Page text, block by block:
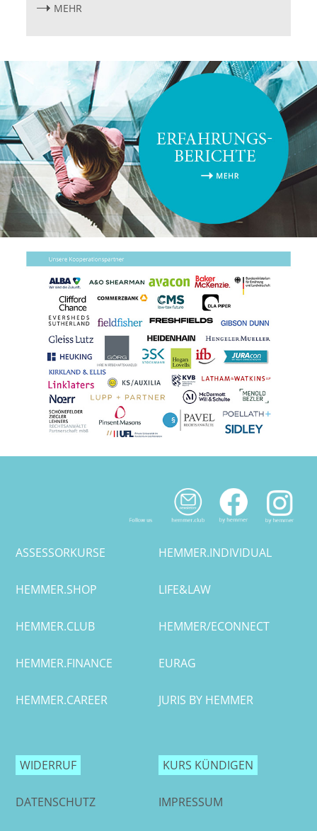
MEHR
ASSESSORKURSE HEMMER.INDIVIDUAL
HEMMER.SHOP LIFE&LAW
HEMMER.CLUB HEMMER/ECONNECT
HEMMER.FINANCE EURAG
HEMMER.CAREER JURIS BY HEMMER
WIDERRUF KURS KÜNDIGEN
DATENSCHUTZ IMPRESSUM